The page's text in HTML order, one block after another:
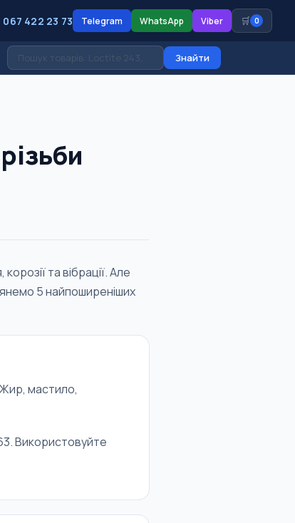
067 422 23 73 Telegram WhatsApp Viber 🛒 0
Знайти
та вібрації. Але
5 найпоширеніших
мастило,
Використовуйте